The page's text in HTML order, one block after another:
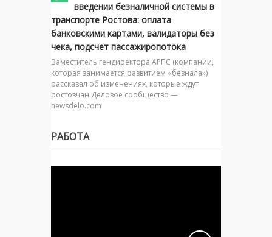
введении безналичной системы в
транспорте Ростова: оплата
банковскими картами, валидаторы без
чека, подсчет пассажиропотока
Заместитель гендиректора АРПС (компании,
которая занимается развитием «безнала»)
рассказал об изменениях, которые ждут
ростовчан Деловое сообщество —
newsdelo.com
РАБОТА